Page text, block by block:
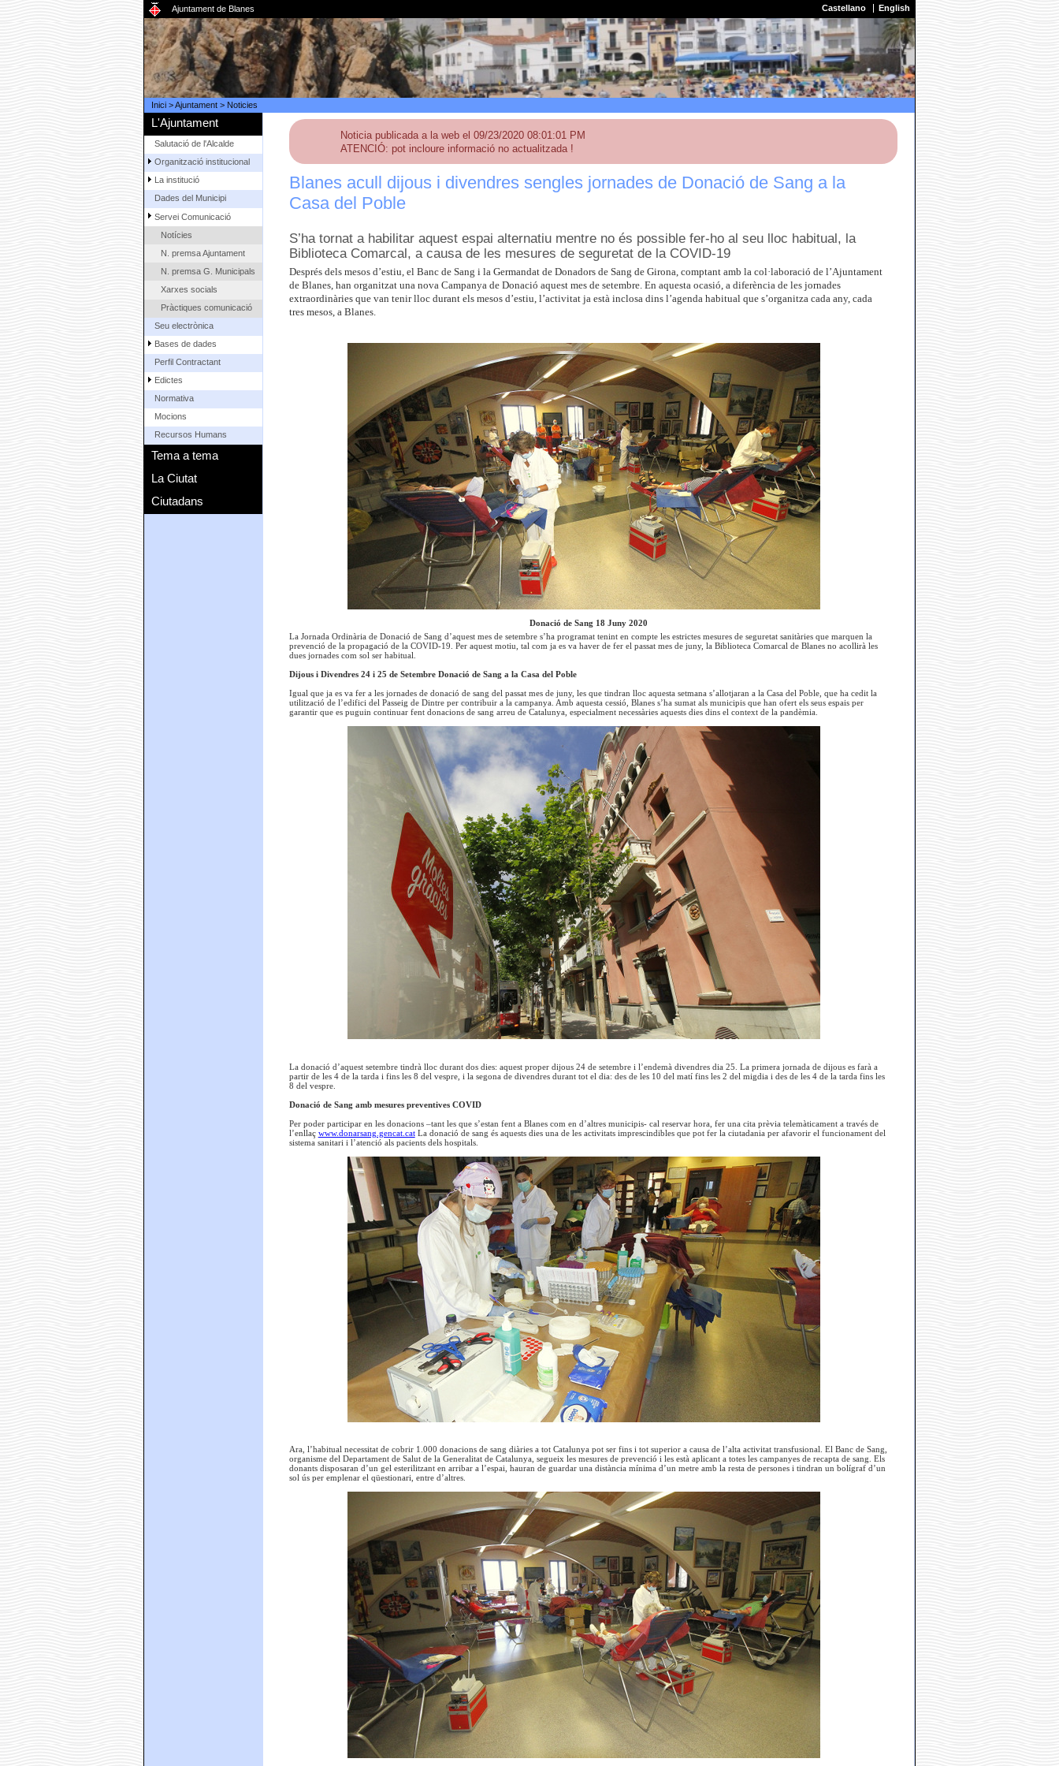
Ajuntament de Blanes Castellano English
Inici>Ajuntament> Noticies
L'Ajuntament
Salutació de l'Alcalde
Organització institucional
La institució
Dades del Municipi
Servei Comunicació
Notícies
N. premsa Ajuntament
N. premsa G. Municipals
Xarxes socials
Pràctiques comunicació
Seu electrònica
Bases de dades
Perfil Contractant
Edictes
Normativa
Mocions
Recursos Humans
Tema a tema
La Ciutat
Ciutadans
Noticia publicada a la web el 09/23/2020 08:01:01 PM
ATENCIÓ: pot incloure informació no actualitzada !
Blanes acull dijous i divendres sengles jornades de Donació de Sang a la
Casa del Poble
S’ha tornat a habilitar aquest espai alternatiu mentre no és possible fer-ho al seu lloc habitual, la
Biblioteca Comarcal, a causa de les mesures de seguretat de la COVID-19
Després dels mesos d’estiu, el Banc de Sang i la Germandat de Donadors de Sang de Girona, comptant amb la col·laboració de l’Ajuntament
de Blanes, han organitzat una nova Campanya de Donació aquest mes de setembre. En aquesta ocasió, a diferència de les jornades
extraordinàries que van tenir lloc durant els mesos d’estiu, l’activitat ja està inclosa dins l’agenda habitual que s’organitza cada any, cada
tres mesos, a Blanes.
Donació de Sang 18 Juny 2020
La Jornada Ordinària de Donació de Sang d’aquest mes de setembre s’ha programat tenint en compte les estrictes mesures de seguretat sanitàries que marquen la
prevenció de la propagació de la COVID-19. Per aquest motiu, tal com ja es va haver de fer el passat mes de juny, la Biblioteca Comarcal de Blanes no acollirà les
dues jornades com sol ser habitual.
Dijous i Divendres 24 i 25 de Setembre Donació de Sang a la Casa del Poble
Igual que ja es va fer a les jornades de donació de sang del passat mes de juny, les que tindran lloc aquesta setmana s’allotjaran a la Casa del Poble, que ha cedit la
utilització de l’edifici del Passeig de Dintre per contribuir a la campanya. Amb aquesta cessió, Blanes s’ha sumat als municipis que han ofert els seus espais per
garantir que es puguin continuar fent donacions de sang arreu de Catalunya, especialment necessàries aquests dies dins el context de la pandèmia.
La donació d’aquest setembre tindrà lloc durant dos dies: aquest proper dijous 24 de setembre i l’endemà divendres dia 25. La primera jornada de dijous es farà a
partir de les 4 de la tarda i fins les 8 del vespre, i la segona de divendres durant tot el dia: des de les 10 del matí fins les 2 del migdia i des de les 4 de la tarda fins les
8 del vespre.
Donació de Sang amb mesures preventives COVID
Per poder participar en les donacions –tant les que s’estan fent a Blanes com en d’altres municipis- cal reservar hora, fer una cita prèvia telemàticament a través de
l’enllaç www.donarsang.gencat.catLa donació de sang és aquests dies una de les activitats imprescindibles que pot fer la ciutadania per afavorir el funcionament del
sistema sanitari i l’atenció als pacients dels hospitals.
Ara, l’habitual necessitat de cobrir 1.000 donacions de sang diàries a tot Catalunya pot ser fins i tot superior a causa de l’alta activitat transfusional. El Banc de Sang,
organisme del Departament de Salut de la Generalitat de Catalunya, segueix les mesures de prevenció i les està aplicant a totes les campanyes de recapta de sang. Els
donants disposaran d’un gel esterilitzant en arribar a l’espai, hauran de guardar una distància mínima d’un metre amb la resta de persones i tindran un bolígraf d’un
sol ús per emplenar el qüestionari, entre d’altres.